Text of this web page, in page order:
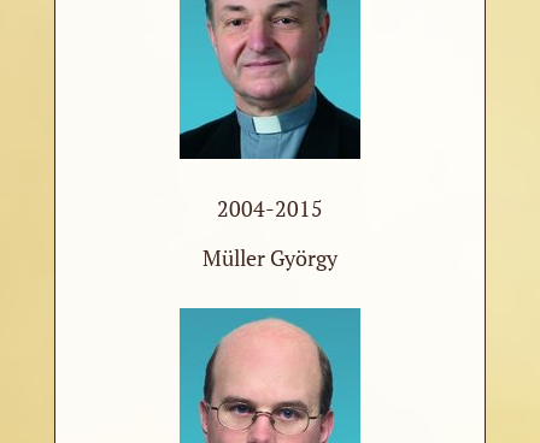
2004-2015
Müller György